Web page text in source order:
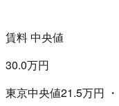
賃料 中央値
30.0万円
東京中央値21.5万円 ・